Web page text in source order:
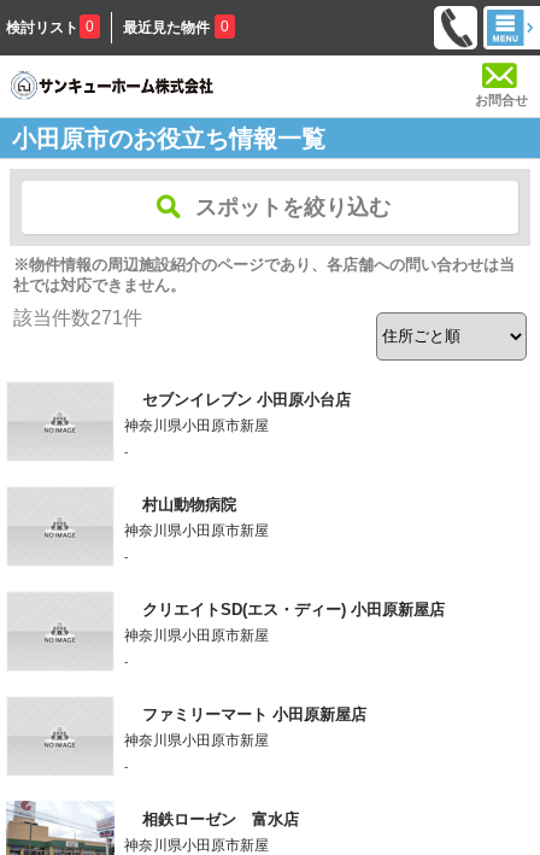
検討リスト 0 最近見た物件 0
お問合せ
小田原市のお役立ち情報一覧
スポットを絞り込む
※物件情報の周辺施設紹介のページであり、各店舗への問い合わせは当
社では対応できません。
該当件数271件
セブンイレブン 小田原小台店
神奈川県小田原市新屋
-
村山動物病院
神奈川県小田原市新屋
-
クリエイトSD(エス・ディー) 小田原新屋店
神奈川県小田原市新屋
-
ファミリーマート 小田原新屋店
神奈川県小田原市新屋
-
相鉄ローゼン 富水店
神奈川県小田原市新屋